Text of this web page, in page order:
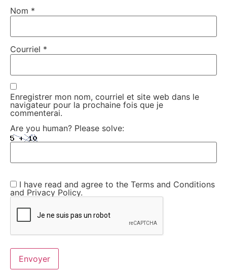
Nom *
Courriel *
Enregistrer mon nom, courriel et site web dans le
navigateur pour la prochaine fois que je
commenterai.
Are you human? Please solve:
I have read and agree to the Terms and Conditions
and Privacy Policy.